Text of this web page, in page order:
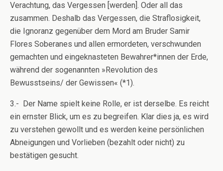
Verachtung, das Vergessen [werden]. Oder all das
zusammen. Deshalb das Vergessen, die Straflosigkeit,
die Ignoranz gegenüber dem Mord am Bruder Samir
Flores Soberanes und allen ermordeten, verschwunden
gemachten und eingeknasteten Bewahrer*innen der Erde,
während der sogenannten »Revolution des
Bewusstseins/ der Gewissen« (*1).
3.- Der Name spielt keine Rolle, er ist derselbe. Es reicht
ein ernster Blick, um es zu begreifen. Klar dies ja, es wird
zu verstehen gewollt und es werden keine persönlichen
Abneigungen und Vorlieben (bezahlt oder nicht) zu
bestätigen gesucht.